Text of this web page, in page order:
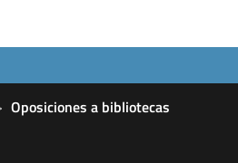
Oposiciones a bibliotecas